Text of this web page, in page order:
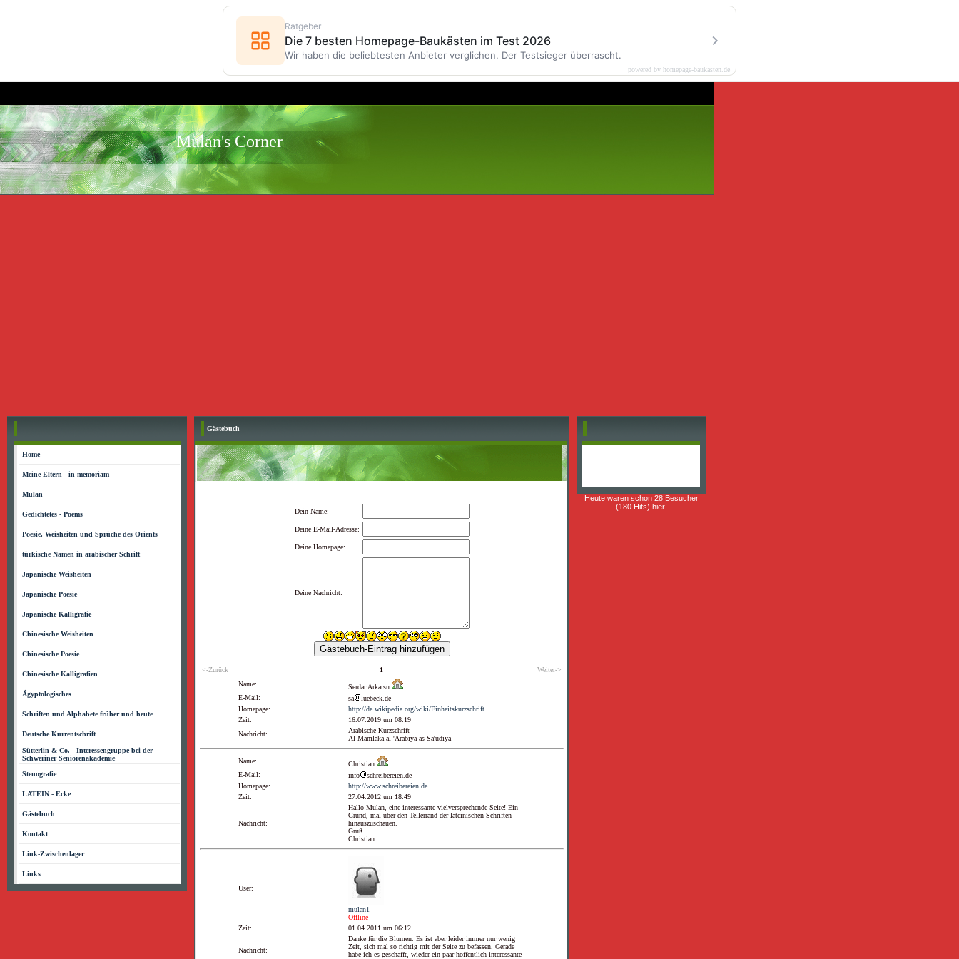
Mulan's Corner
Home
Meine Eltern - in memoriam
Mulan
Gedichtetes - Poems
Poesie, Weisheiten und Sprüche des Orients
türkische Namen in arabischer Schrift
Japanische Weisheiten
Japanische Poesie
Japanische Kalligrafie
Chinesische Weisheiten
Chinesische Poesie
Chinesische Kalligrafien
Ägyptologisches
Schriften und Alphabete früher und heute
Deutsche Kurrentschrift
Sütterlin & Co. - Interessengruppe bei der
Schweriner Seniorenakademie
Stenografie
LATEIN - Ecke
Gästebuch
Kontakt
Link-Zwischenlager
Links
Gästebuch
Dein Name:
Deine E-Mail-Adresse:
Deine Homepage:
Deine Nachricht:
<-Zurück 1
Weiter->
Name:
Serdar Arkarsu
E-Mail:
sa
luebeck.de
Homepage:
http://de.wikipedia.org/wiki/Einheitskurzschrift
Zeit:
16.07.2019 um 08:19
Nachricht:
Arabische Kurzschrift
Al-Mamlaka al-'Arabiya as-Sa'udiya
Name:
Christian
E-Mail:
info
schreibereien.de
Homepage:
http://www.schreibereien.de
Zeit:
27.04.2012 um 18:49
Nachricht:
Hallo Mulan, eine interessante vielversprechende Seite! Ein
Grund, mal über den Tellerrand der lateinischen Schriften
hinauszuschauen.
Gruß
Christian
User:
mulan1
Offline
Zeit:
01.04.2011 um 06:12
Nachricht:
Danke für die Blumen. Es ist aber leider immer nur wenig
Zeit, sich mal so richtig mit der Seite zu befassen. Gerade
habe ich es geschafft, wieder ein paar hoffentlich interessante
Heute waren schon 28 Besucher
(180 Hits) hier!
Ratgeber
Die 7 besten Homepage-Baukästen im Test 2026
Wir haben die beliebtesten Anbieter verglichen. Der Testsieger überrascht.
powered by homepage-baukasten.de